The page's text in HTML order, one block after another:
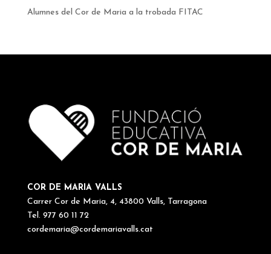
Alumnes del Cor de Maria a la trobada FITAC
COR DE MARIA VALLS
Carrer Cor de Maria, 4, 43800 Valls, Tarragona
Tel. 977 60 11 72
cordemaria@cordemariavalls.cat